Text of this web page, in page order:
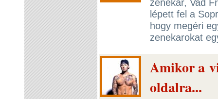
lépett fel a
hogy megéri
zenekarokat
Amikor a
oldalra...